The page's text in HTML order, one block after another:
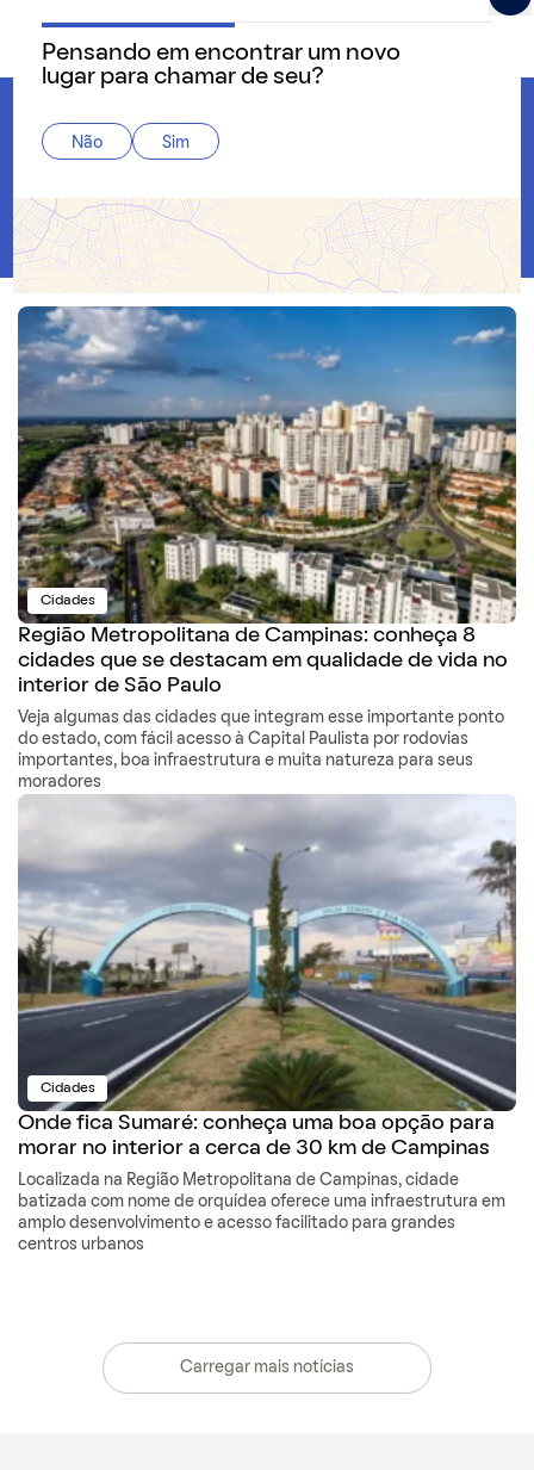
QuintoAndar Guias - Inspiração e tudo o que você
Home
Sumaré
Cidades
Região Metropolitana de Campinas: conheça 8
cidades que se destacam em qualidade de vida no
interior de São Paulo
Veja algumas das cidades que integram esse importante ponto
do estado, com fácil acesso à Capital Paulista por rodovias
importantes, boa infraestrutura e muita natureza para seus
moradores
Cidades
Onde fica Sumaré: conheça uma boa opção para
morar no interior a cerca de 30 km de Campinas
Localizada na Região Metropolitana de Campinas, cidade
batizada com nome de orquídea oferece uma infraestrutura em
amplo desenvolvimento e acesso facilitado para grandes
centros urbanos
Carregar mais notícias
Pensando em encontrar um novo
lugar para chamar de seu?
Não Sim